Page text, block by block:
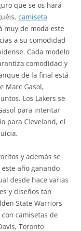
que se os hará
camiseta
muy de moda este
a su comodidad
Cada modelo
comodidad y
de la final está
Marc Gasol,
Los Lakers se
para intentar
para Cleveland, el
y además se
año ganando
desde hace varias
y diseños tan
State Warriors
camisetas de
Toronto